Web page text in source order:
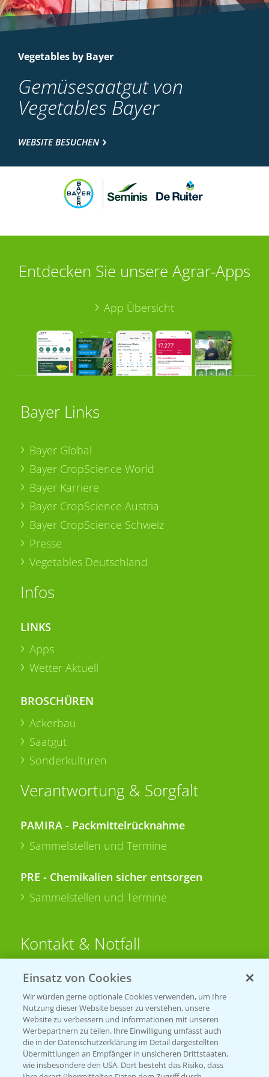
Vegetables by Bayer
Gemüsesaatgut von
Vegetables Bayer
WEBSITE BESUCHEN
Entdecken Sie unsere Agrar-Apps
App Übersicht
Bayer Links
Bayer Global
Bayer CropScience World
Bayer Karriere
Bayer CropScience Austria
Bayer CropScience Schweiz
Presse
Vegetables Deutschland
Infos
LINKS
Apps
Wetter Aktuell
BROSCHÜREN
Ackerbau
Saatgut
Sonderkulturen
Verantwortung & Sorgfalt
PAMIRA - Packmittelrücknahme
Sammelstellen und Termine
PRE - Chemikalien sicher entsorgen
Sammelstellen und Termine
Kontakt & Notfall
Beratung auf WhatsApp
T.+49 (0)174 346 564 1
KONTAKT
Hilfe in Notfällen
Einsatz von Cookies
Wir würden gerne optionale Cookies verwenden, um Ihre
Nutzung dieser Website besser zu verstehen, unsere
Website zu verbessern und Informationen mit unseren
Werbepartnern zu teilen. Ihre Einwilligung umfasst auch
die in der Datenschutzerklärung im Detail dargestellten
Übermittlungen an Empfänger in unsicheren Drittstaaten,
wie insbesondere den USA. Dort besteht das Risiko, dass